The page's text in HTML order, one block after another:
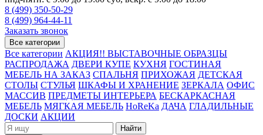
8 (499) 350-50-29
8 (499) 964-44-11
Заказать звонок
Все категории
Все категории АКЦИЯ!! ВЫСТАВОЧНЫЕ ОБРАЗЦЫ
РАСПРОДАЖА ДВЕРИ КУПЕ КУХНЯ ГОСТИНАЯ
МЕБЕЛЬ НА ЗАКАЗ СПАЛЬНЯ ПРИХОЖАЯ ДЕТСКАЯ
СТОЛЫ СТУЛЬЯ ШКАФЫ И ХРАНЕНИЕ ЗЕРКАЛА ОФИС
МАССИВ ПРЕДМЕТЫ ИНТЕРЬЕРА БЕСКАРКАСНАЯ
МЕБЕЛЬ МЯГКАЯ МЕБЕЛЬ HoReKa ДАЧА ГЛАДИЛЬНЫЕ
ДОСКИ АКЦИИ
Найти